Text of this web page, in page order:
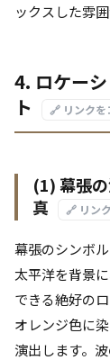
ックスした雰
4. ロケー
ト
🔗 リンクを
(1) 幕張
真
🔗 リン
幕張のシンボ
太平洋を背景
できる絶好の
オレンジ色に
演出します。